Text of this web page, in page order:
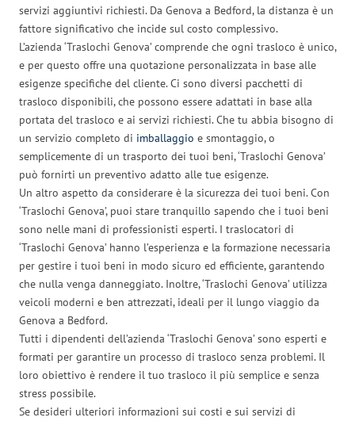
servizi aggiuntivi richiesti. Da Genova a Bedford, la distanza è un
fattore significativo che incide sul costo complessivo.
L’azienda ‘Traslochi Genova’ comprende che ogni trasloco è unico,
e per questo offre una quotazione personalizzata in base alle
esigenze specifiche del cliente. Ci sono diversi pacchetti di
trasloco disponibili, che possono essere adattati in base alla
portata del trasloco e ai servizi richiesti. Che tu abbia bisogno di
un servizio completo di imballaggio e smontaggio, o
semplicemente di un trasporto dei tuoi beni, ‘Traslochi Genova’
può fornirti un preventivo adatto alle tue esigenze.
Un altro aspetto da considerare è la sicurezza dei tuoi beni. Con
‘Traslochi Genova’, puoi stare tranquillo sapendo che i tuoi beni
sono nelle mani di professionisti esperti. I traslocatori di
‘Traslochi Genova’ hanno l’esperienza e la formazione necessaria
per gestire i tuoi beni in modo sicuro ed efficiente, garantendo
che nulla venga danneggiato. Inoltre, ‘Traslochi Genova’ utilizza
veicoli moderni e ben attrezzati, ideali per il lungo viaggio da
Genova a Bedford.
Tutti i dipendenti dell’azienda ‘Traslochi Genova’ sono esperti e
formati per garantire un processo di trasloco senza problemi. Il
loro obiettivo è rendere il tuo trasloco il più semplice e senza
stress possibile.
Se desideri ulteriori informazioni sui costi e sui servizi di